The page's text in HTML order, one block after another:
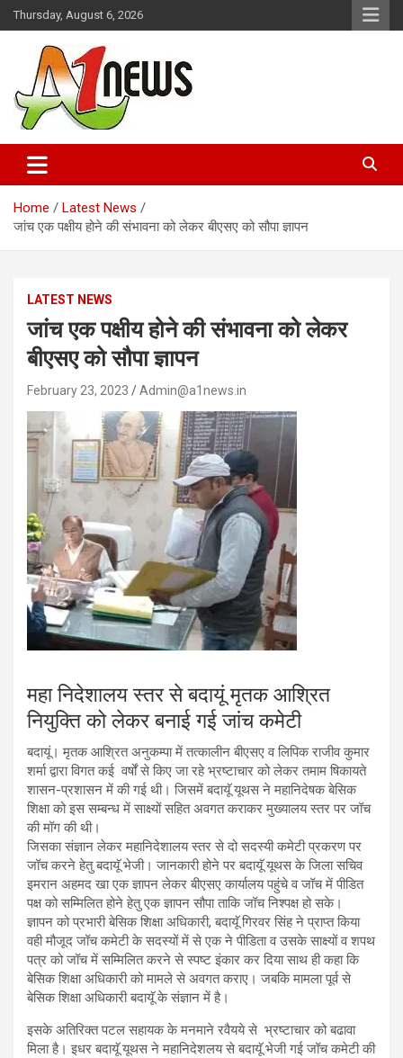
Skip
to
content
Thursday, August 6, 2026
A1news.in
Home
Latest News
जांच एक पक्षीय होने की संभावना को लेकर बीएसए को सौपा ज्ञापन
LATEST NEWS
जांच एक पक्षीय होने की संभावना को लेकर
बीएसए को सौपा ज्ञापन
February 23, 2023 Admin@a1news.in
महा निदेशालय स्तर से बदायूं मृतक आश्रित
नियुक्ति को लेकर बनाई गई जांच कमेटी
बदायूं। मृतक आश्रित अनुकम्पा में तत्कालीन बीएसए व लिपिक राजीव कुमार
शर्मा द्वारा विगत कई वर्षों से किए जा रहे भ्रष्टाचार को लेकर तमाम षिकायते
शासन-प्रशासन में की गई थी। जिसमें बदायूॅ यूथस ने महानिदेषक बेसिक
शिक्षा को इस सम्बन्ध में साक्ष्यों सहित अवगत कराकर मुख्यालय स्तर पर जॉच
की मॉग की थी।
जिसका संज्ञान लेकर महानिदेशालय स्तर से दो सदस्यी कमेटी प्रकरण पर
जॉच करने हेतु बदायूॅ भेजी। जानकारी होने पर बदायूॅ यूथस के जिला सचिव
इमरान अहमद खा एक ज्ञापन लेकर बीएसए कार्यालय पहुंचे व जॉच में पीडित
पक्ष को सम्मिलित होने हेतु एक ज्ञापन सौपा ताकि जॉच निश्पक्ष हो सके।
ज्ञापन को प्रभारी बेसिक शिक्षा अधिकारी, बदायूॅ गिरवर सिंह ने प्राप्त किया
वही मौजूद जॉच कमेटी के सदस्यों में से एक ने पीडिता व उसके साक्ष्यों व शपथ
पत्र को जॉच में सम्मिलित करने से स्पष्ट इंकार कर दिया साथ ही कहा कि
बेसिक शिक्षा अधिकारी को मामले से अवगत कराए। जबकि मामला पूर्व से
बेसिक शिक्षा अधिकारी बदायूॅ के संज्ञान में है।
इसके अतिरिक्त पटल सहायक के मनमाने रवैयये से भ्रष्टाचार को बढावा
मिला है। इधर बदायूॅ यूथस ने महानिदेशलय से बदायूॅ भेजी गई जॉच कमेटी की